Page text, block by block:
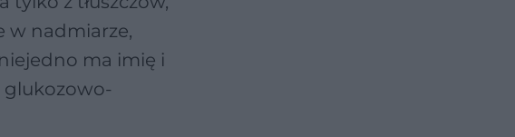
w nadmiarze,
ma imię i
glukozowo-